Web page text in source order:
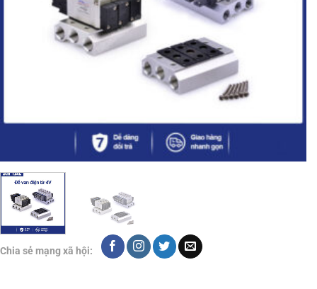
Chia sẻ mạng xã hội: